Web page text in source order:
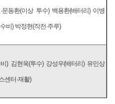
문동환(이상 투수) 백용환(배터리) 이병
비) 박정현(작전·주루)
) 김현욱(투수) 강성우(배터리) 유민상
센터·재활)